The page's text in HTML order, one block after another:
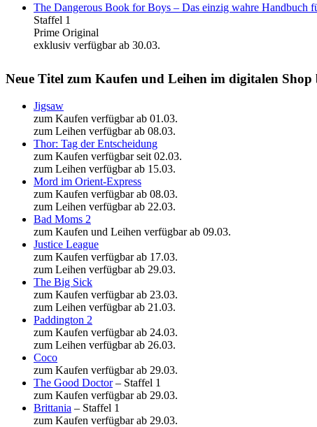
The Dangerous Book for Boys – Das einzig wahre Handbuch
Staffel 1
Prime Original
exklusiv verfügbar ab 30.03.
Neue Titel zum Kaufen und Leihen im digitalen Shop
Jigsaw
zum Kaufen verfügbar ab 01.03.
zum Leihen verfügbar ab 08.03.
Thor: Tag der Entscheidung
zum Kaufen verfügbar seit 02.03.
zum Leihen verfügbar ab 15.03.
Mord im Orient-Express
zum Kaufen verfügbar ab 08.03.
zum Leihen verfügbar ab 22.03.
Bad Moms 2
zum Kaufen und Leihen verfügbar ab 09.03.
Justice League
zum Kaufen verfügbar ab 17.03.
zum Leihen verfügbar ab 29.03.
The Big Sick
zum Kaufen verfügbar ab 23.03.
zum Leihen verfügbar ab 21.03.
Paddington 2
zum Kaufen verfügbar ab 24.03.
zum Leihen verfügbar ab 26.03.
Coco
zum Kaufen verfügbar ab 29.03.
The Good Doctor– Staffel 1
zum Kaufen verfügbar ab 29.03.
Brittania – Staffel 1
zum Kaufen verfügbar ab 29.03.